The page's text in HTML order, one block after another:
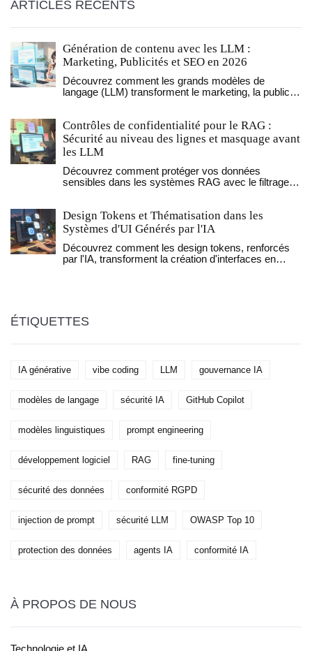
ARTICLES RÉCENTS
Génération de contenu avec les LLM :
Marketing, Publicités et SEO en 2026
Découvrez comment les grands modèles de
langage (LLM) transforment le marketing, la publicité
Contrôles de confidentialité pour le RAG :
Sécurité au niveau des lignes et masquage avant
les LLM
Découvrez comment protéger vos données
sensibles dans les systèmes RAG avec le filtrage
confiance en appliquant des contrôles de sécurité
efficaces.
Design Tokens et Thématisation dans les
Systèmes d'UI Générés par l'IA
Découvrez comment les design tokens, renforcés
par l'IA, transforment la création d'interfaces en
ÉTIQUETTES
IA générative vibe coding LLM gouvernance IA
modèles de langage sécurité IA GitHub Copilot
modèles linguistiques prompt engineering
développement logiciel RAG fine-tuning
sécurité des données conformité RGPD
injection de prompt sécurité LLM OWASP Top 10
protection des données agents IA conformité IA
À PROPOS DE NOUS